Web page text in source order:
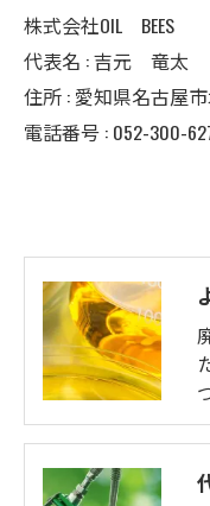
株式会社OIL BEES
代表名 : 吉元 竜太
住所 : 愛知県名古屋
電話番号 : 052-300-